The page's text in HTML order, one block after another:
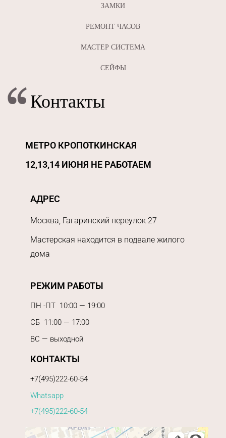
ЗАМКИ
РЕМОНТ ЧАСОВ
МАСТЕР СИСТЕМА
СЕЙФЫ
Контакты
МЕТРО КРОПОТКИНСКАЯ
12,13,14 ИЮНЯ НЕ РАБОТАЕМ
АДРЕС
Москва, Гагаринский переулок 27
Мастерская находится в подвале жилого
дома
РЕЖИМ РАБОТЫ
ПН -ПТ 10:00 — 19:00
СБ 11:00 — 17:00
ВС — выходной
КОНТАКТЫ
+7(495)222-60-54
Whatsapp
+7(495)222-60-54